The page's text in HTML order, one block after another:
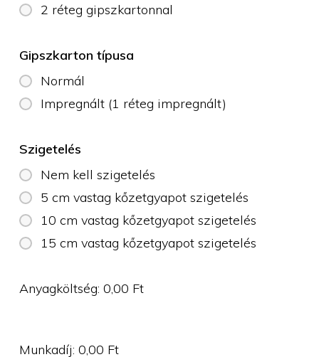
2 réteg gipszkartonnal
Gipszkarton típusa
Normál
Impregnált (1 réteg impregnált)
Szigetelés
Nem kell szigetelés
5 cm vastag kőzetgyapot szigetelés
10 cm vastag kőzetgyapot szigetelés
15 cm vastag kőzetgyapot szigetelés
Anyagköltség:0,00 Ft
Munkadíj:0,00 Ft